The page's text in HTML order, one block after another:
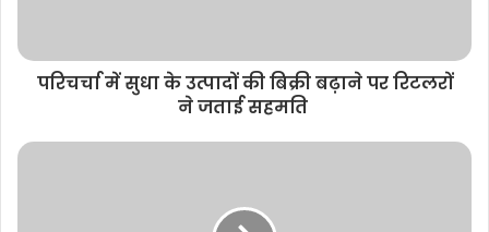
परिचर्चा में सुधा के उत्पादों की बिक्री बढ़ाने पर रिटलरों
ने जताई सहमति